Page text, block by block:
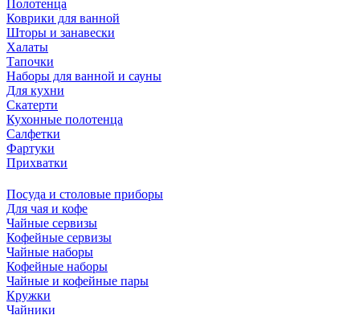
Полотенца
Коврики для ванной
Шторы и занавески
Халаты
Тапочки
Наборы для ванной и сауны
Для кухни
Скатерти
Кухонные полотенца
Салфетки
Фартуки
Прихватки
Посуда и столовые приборы
Для чая и кофе
Чайные сервизы
Кофейные сервизы
Чайные наборы
Кофейные наборы
Чайные и кофейные пары
Кружки
Чайники